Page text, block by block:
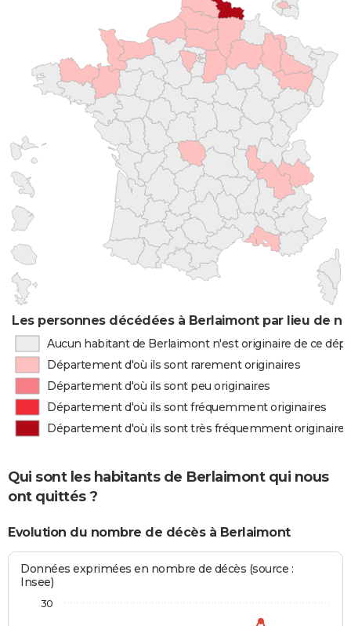
Les personnes décédées à Berlaimont par lieu de
Aucun habitant de Berlaimont n'est originaire de ce
Département d'où ils sont rarement originaires
Département d'où ils sont peu originaires
Département d'où ils sont fréquemment originaires
Département d'où ils sont très fréquemment originaires
Qui sont les habitants de Berlaimont qui nous
ont quittés ?
Evolution du nombre de décès à Berlaimont
Données exprimées en nombre de décès (source :
Insee)
30